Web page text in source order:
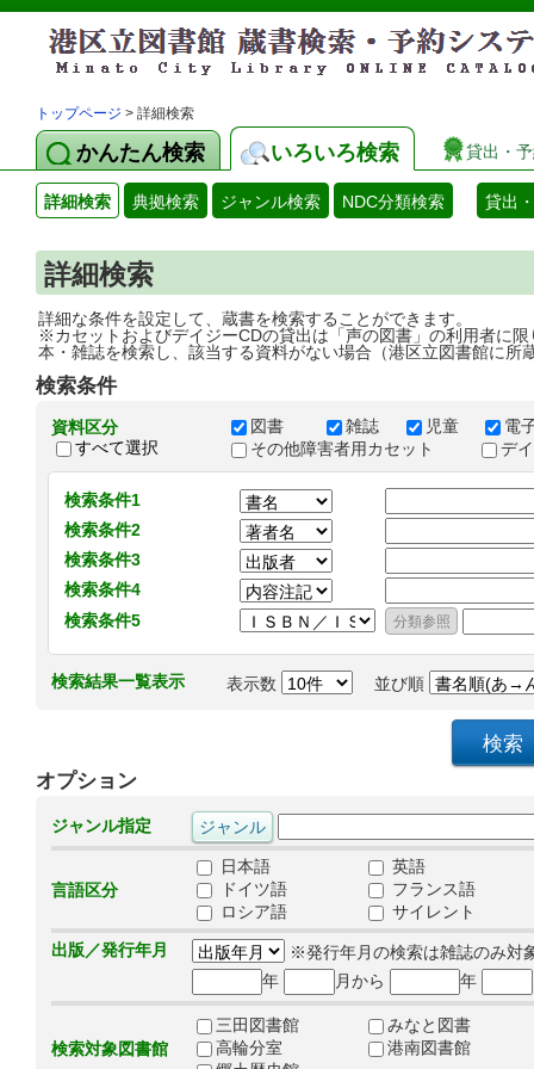
トップページ > 詳細検索
かんたん検索 いろいろ検索 貸出・
詳細検索 典拠検索 ジャンル検索 NDC分類検索 貸出
詳細検索
詳細な条件を設定して、蔵書を検索することができます。
※カセットおよびデイジーCDの貸出は「声の図書」の利用者に限
本・雑誌を検索し、該当する資料がない場合（港区立図書館に所
検索条件
資料区分
すべて選択
図書 雑誌 児童
電
その他障害者用カセット
デ
検索条件1
検索条件2
検索条件3
検索条件4
検索条件5
検索結果一覧表示 表示数 並び順
オプション
ジャンル指定
言語区分
日本語
英語
ドイツ語
フランス語
ロシア語
サイレント
出版／発行年月
※発行年月の検索は雑誌のみ対
年
月から 年
検索対象図書館
三田図書館
みなと図書
高輪分室
港南図書館